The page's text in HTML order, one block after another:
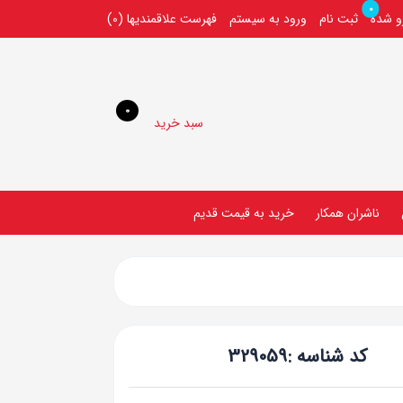
شده
0
ثبت نام ورود به سیستم فهرست علاقمندیها (0)
سبد خرید
0
ناشران همکار خريد به قيمت قديم
کد شناسه :329059